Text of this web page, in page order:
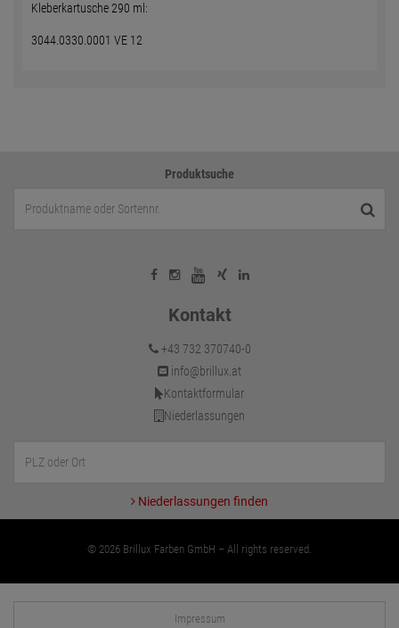
Kleberkartusche 290 ml:
3044.0330.0001 VE 12
Produktsuche
Kontakt
+43 732 370740-0
info@brillux.at
Kontaktformular
Niederlassungen
Niederlassungen finden
© 2026 Brillux Farben GmbH – All rights reserved.
Impressum